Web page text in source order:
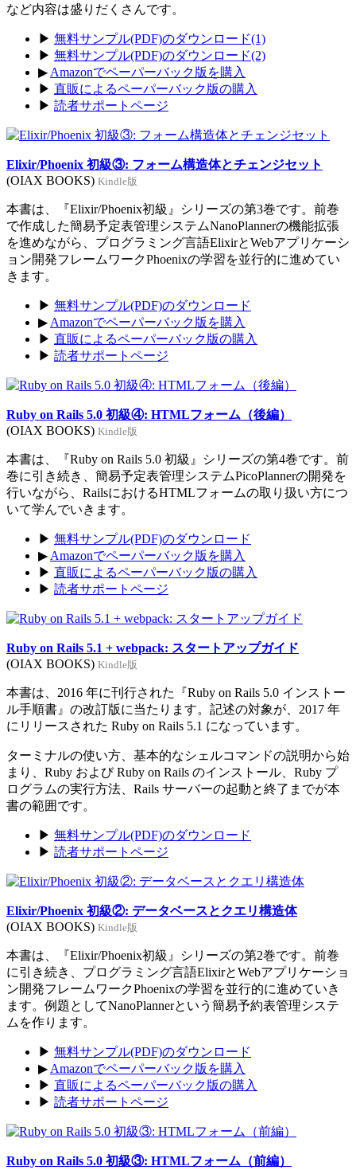
など内容は盛りだくさんです。
▶ 無料サンプル(PDF)のダウンロード(1)
▶ 無料サンプル(PDF)のダウンロード(2)
▶ Amazonでペーパーバック版を購入
▶ 直販によるペーパーバック版の購入
▶ 読者サポートページ
Elixir/Phoenix 初級③: フォーム構造体とチェンジセット
(OIAX BOOKS) Kindle版
本書は、『Elixir/Phoenix初級』シリーズの第3巻です。前巻
で作成した簡易予定表管理システムNanoPlannerの機能拡張
を進めながら、プログラミング言語ElixirとWebアプリケーシ
ョン開発フレームワークPhoenixの学習を並行的に進めてい
きます。
▶ 無料サンプル(PDF)のダウンロード
▶ Amazonでペーパーバック版を購入
▶ 直販によるペーパーバック版の購入
▶ 読者サポートページ
Ruby on Rails 5.0 初級④: HTMLフォーム（後編）
(OIAX BOOKS) Kindle版
本書は、『Ruby on Rails 5.0 初級』シリーズの第4巻です。前
巻に引き続き、簡易予定表管理システムPicoPlannerの開発を
行いながら、RailsにおけるHTMLフォームの取り扱い方につ
いて学んでいきます。
▶ 無料サンプル(PDF)のダウンロード
▶ Amazonでペーパーバック版を購入
▶ 直販によるペーパーバック版の購入
▶ 読者サポートページ
Ruby on Rails 5.1 + webpack: スタートアップガイド
(OIAX BOOKS) Kindle版
本書は、2016 年に刊行された『Ruby on Rails 5.0 インストー
ル手順書』の改訂版に当たります。記述の対象が、2017 年
にリリースされた Ruby on Rails 5.1 になっています。
ターミナルの使い方、基本的なシェルコマンドの説明から始
まり、Ruby および Ruby on Rails のインストール、Ruby プ
ログラムの実行方法、Rails サーバーの起動と終了までが本
書の範囲です。
▶ 無料サンプル(PDF)のダウンロード
▶ 読者サポートページ
Elixir/Phoenix 初級②: データベースとクエリ構造体
(OIAX BOOKS) Kindle版
本書は、『Elixir/Phoenix初級』シリーズの第2巻です。前巻
に引き続き、プログラミング言語ElixirとWebアプリケーショ
ン開発フレームワークPhoenixの学習を並行的に進めていき
ます。例題としてNanoPlannerという簡易予約表管理システ
ムを作ります。
▶ 無料サンプル(PDF)のダウンロード
▶ Amazonでペーパーバック版を購入
▶ 直販によるペーパーバック版の購入
▶ 読者サポートページ
Ruby on Rails 5.0 初級③: HTMLフォーム（前編）